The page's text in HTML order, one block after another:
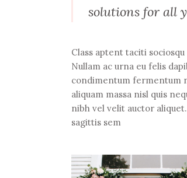
solutions for all
Class aptent taciti
Nullam ac urna eu felis
condimentum fermentum
aliquam massa nisl quis
nibh vel velit auctor
sagittis sem